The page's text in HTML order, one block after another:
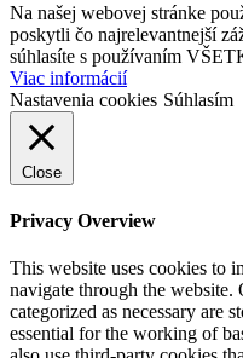
Na našej webovej stránke
poskytli čo najrelevantnejší
súhlasíte s používaním
Viac informácií
Nastavenia cookies Súhlasím
Close
Privacy Overview
This website uses cookies to
navigate through the website.
categorized as necessary are
essential for the working of